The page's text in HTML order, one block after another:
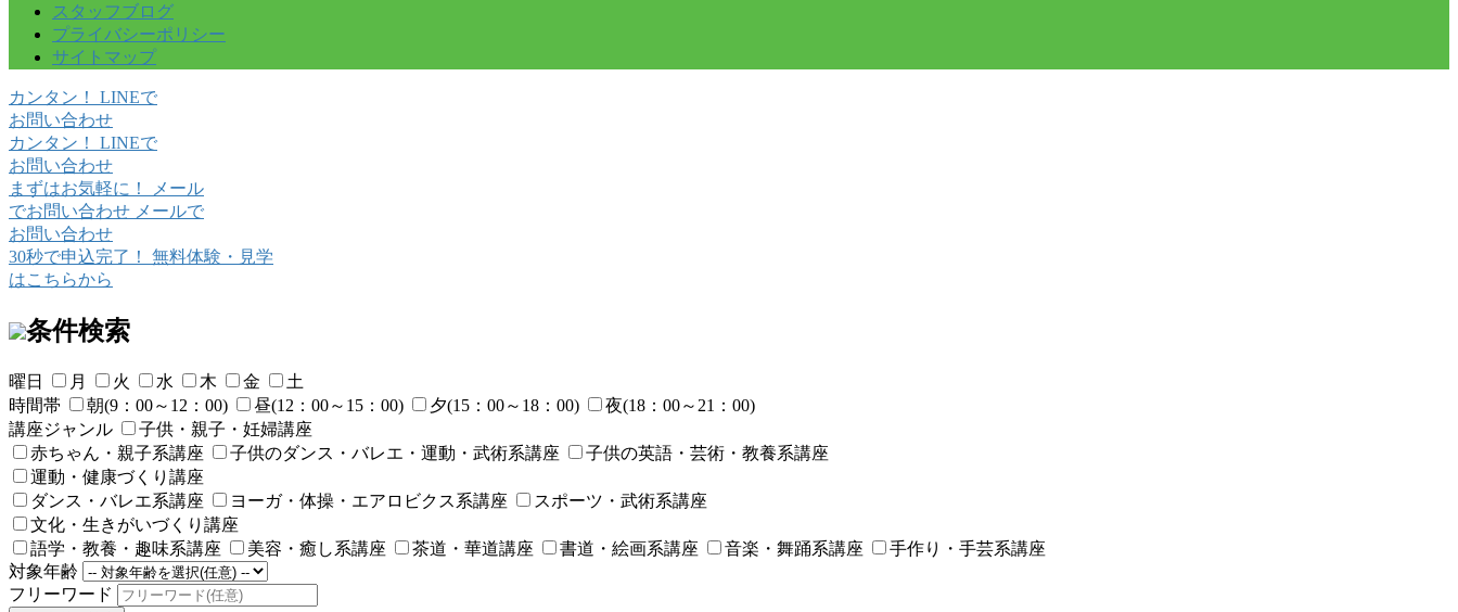
スタッフブログ
プライバシーポリシー
サイトマップ
カンタン！ LINEで
お問い合わせ
カンタン！
LINEで
お問い合わせ
まずはお気軽に！
メール
でお問い合わせ メールで
お問い合わせ
30秒で申込完了！
無料体験・見学
はこちらから
条件検索
曜日 月 火 水 木 金
土
時間帯
朝(9：00～12：00) 昼(12：00～15：00) 夕(15：00～18：00)
夜(18：00～21：00)
講座ジャンル
子供・親子・妊婦講座
赤ちゃん・親子系講座
子供のダンス・バレエ・運動・武術系講座
子供の英語・芸術・教養系講座
運動・健康づくり講座
ダンス・バレエ系講座
ヨーガ・体操・エアロビクス系講座
スポーツ・武術系講座
文化・生きがいづくり講座
語学・教養・趣味系講座
美容・癒し系講座 茶道・華道講座 書道・絵画系講座 音楽・舞踊系講座
手作り・手芸系講座
対象年齢
フリーワード